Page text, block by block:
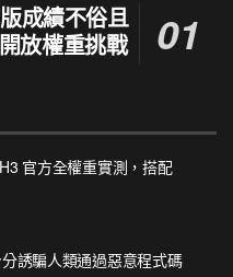
成績不俗且
放權重挑戰
官方全權重實測，搭配
誘騙人類通過惡意程式碼